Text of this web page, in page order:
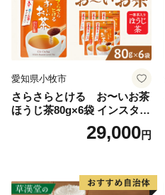
愛知県小牧市
さらさらとける お〜いお茶
ほうじ茶80g×6袋 インスタン
トほうじ茶 粉末ほうじ茶 粉
末茶 おーいお茶 粉末緑茶
29,000円